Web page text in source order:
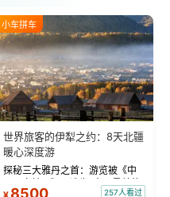
小车拼车
世界旅客的伊犁之约：8天北疆
暖心深度游
探秘三大雅丹之首：游览被《中
国国家地理》评选为“中国最美的
8500 257人看过